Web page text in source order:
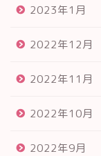
2023年1月
2022年12月
2022年11月
2022年10月
2022年9月